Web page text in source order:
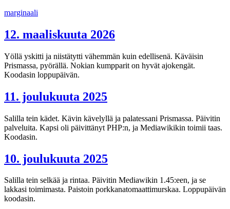
Siirry
marginaali
12. maaliskuuta 2026
Yöllä yskitti ja niistätytti vähemmän kuin edellisenä. Käväisin
Prismassa, pyörällä. Nokian kumpparit on hyvät ajokengät.
Koodasin loppupäivän.
11. joulukuuta 2025
Salilla tein kädet. Kävin kävelyllä ja palatessani Prismassa. Päivitin
palveluita. Kapsi oli päivittänyt PHP:n, ja Mediawikikin toimii taas.
Koodasin.
10. joulukuuta 2025
Salilla tein selkää ja rintaa. Päivitin Mediawikin 1.45:een, ja se
lakkasi toimimasta. Paistoin porkkanatomaattimurskaa. Loppupäivän
koodasin.